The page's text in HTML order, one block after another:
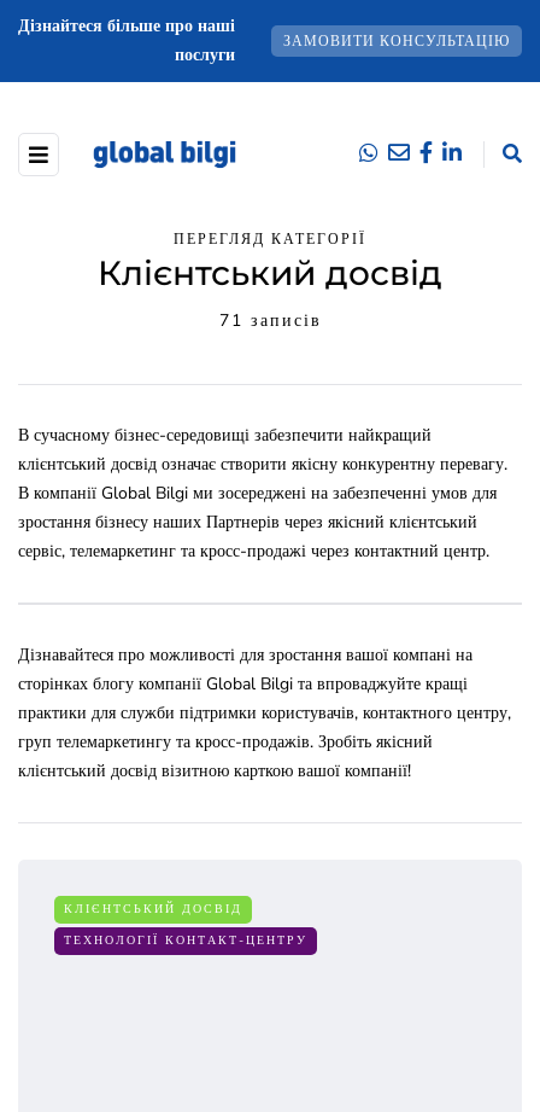
Дізнайтеся більше про наші
послуги
ЗАМОВИТИ КОНСУЛЬТАЦІЮ
ПЕРЕГЛЯД КАТЕГОРІЇ
Клієнтський досвід
71 записів
В сучасному бізнес-середовищі забезпечити найкращий
клієнтський досвід означає створити якісну конкурентну перевагу.
В компанії Global Bilgi ми зосереджені на забезпеченні умов для
зростання бізнесу наших Партнерів через якісний клієнтський
сервіс, телемаркетинг та кросс-продажі через контактний центр.
Дізнавайтеся про можливості для зростання вашої компані на
сторінках блогу компанії Global Bilgi та впроваджуйте кращі
практики для служби підтримки користувачів, контактного центру,
груп телемаркетингу та кросс-продажів. Зробіть якісний
клієнтський досвід візитною карткою вашої компанії!
КЛІЄНТСЬКИЙ ДОСВІД
ТЕХНОЛОГІЇ КОНТАКТ-ЦЕНТРУ